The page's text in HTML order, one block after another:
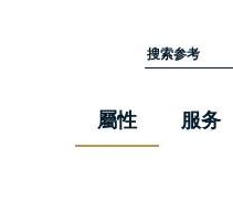
屬性 服务